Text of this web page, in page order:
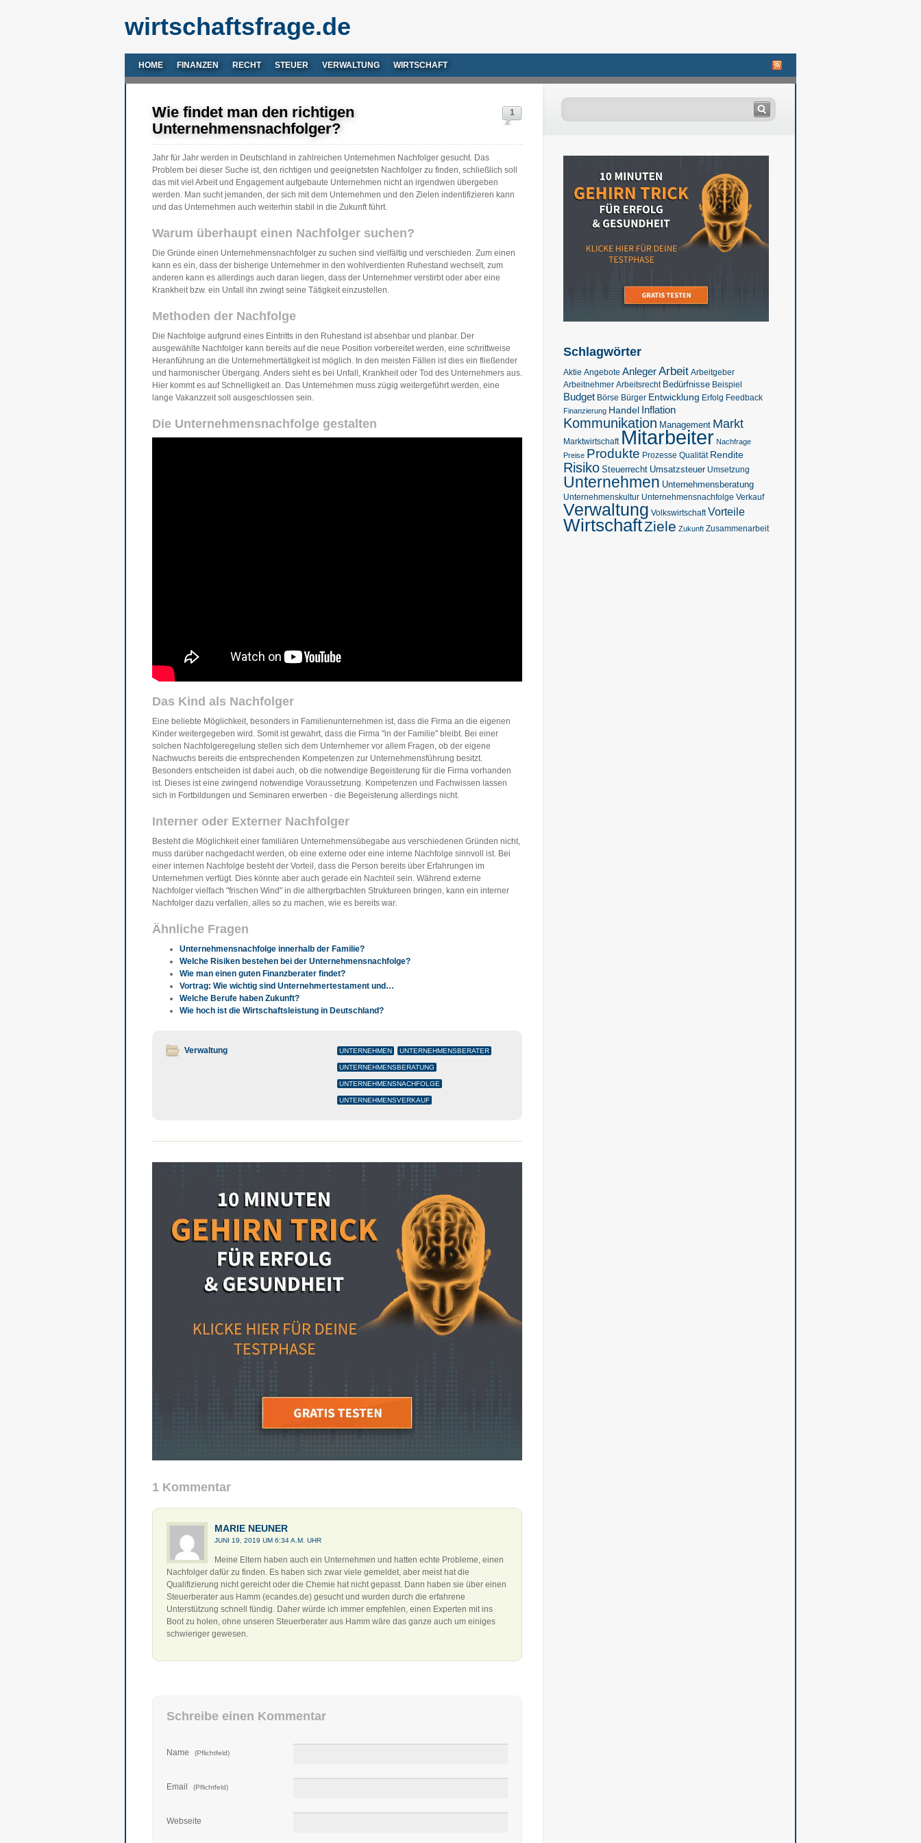
wirtschaftsfrage.de
HOME FINANZEN RECHT STEUER VERWALTUNG WIRTSCHAFT
1
Wie findet man den richtigen
Unternehmensnachfolger?
Jahr für Jahr werden in Deutschland in zahlreichen Unternehmen Nachfolger gesucht. Das
Problem bei dieser Suche ist, den richtigen und geeignetsten Nachfolger zu finden, schließlich soll
das mit viel Arbeit und Engagement aufgebaute Unternehmen nicht an irgendwen übergeben
werden. Man sucht jemanden, der sich mit dem Unternehmen und den Zielen indentifizieren kann
und das Unternehmen auch weiterhin stabil in die Zukunft führt.
Warum überhaupt einen Nachfolger suchen?
Die Gründe einen Unternehmensnachfolger zu suchen sind vielfältig und verschieden. Zum einen
kann es ein, dass der bisherige Unternehmer in den wohlverdienten Ruhestand wechselt, zum
anderen kann es allerdings auch daran liegen, dass der Unternehmer verstirbt oder aber eine
Krankheit bzw. ein Unfall ihn zwingt seine Tätigkeit einzustellen.
Methoden der Nachfolge
Die Nachfolge aufgrund eines Eintritts in den Ruhestand ist absehbar und planbar. Der
ausgewählte Nachfolger kann bereits auf die neue Position vorbereitet werden, eine schrittweise
Heranführung an die Unternehmertätigkeit ist möglich. In den meisten Fällen ist dies ein fließender
und harmonischer Übergang. Anders sieht es bei Unfall, Krankheit oder Tod des Unternehmers aus.
Hier kommt es auf Schnelligkeit an. Das Unternehmen muss zügig weitergeführt werden, eine
lange Vakanzzeit soll ausgeschlossen sein.
Die Unternehmensnachfolge gestalten
Das Kind als Nachfolger
Eine beliebte Möglichkeit, besonders in Familienunternehmen ist, dass die Firma an die eigenen
Kinder weitergegeben wird. Somit ist gewahrt, dass die Firma "in der Familie" bleibt. Bei einer
solchen Nachfolgeregelung stellen sich dem Unternhemer vor allem Fragen, ob der eigene
Nachwuchs bereits die entsprechenden Kompetenzen zur Unternehmensführung besitzt.
Besonders entscheiden ist dabei auch, ob die notwendige Begeisterung für die Firma vorhanden
ist. Dieses ist eine zwingend notwendige Voraussetzung. Kompetenzen und Fachwissen lassen
sich in Fortbildungen und Seminaren erwerben - die Begeisterung allerdings nicht.
Interner oder Externer Nachfolger
Besteht die Möglichkeit einer familiären Unternehmensübegabe aus verschiedenen Gründen nicht,
muss darüber nachgedacht werden, ob eine externe oder eine interne Nachfolge sinnvoll ist. Bei
einer internen Nachfolge besteht der Vorteil, dass die Person bereits über Erfahrungen im
Unternehmen verfügt. Dies könnte aber auch gerade ein Nachteil sein. Während externe
Nachfolger vielfach "frischen Wind" in die althergrbachten Struktureen bringen, kann ein interner
Nachfolger dazu verfallen, alles so zu machen, wie es bereits war.
Ähnliche Fragen
Unternehmensnachfolge innerhalb der Familie?
Welche Risiken bestehen bei der Unternehmensnachfolge?
Wie man einen guten Finanzberater findet?
Vortrag: Wie wichtig sind Unternehmertestament und…
Welche Berufe haben Zukunft?
Wie hoch ist die Wirtschaftsleistung in Deutschland?
Verwaltung UNTERNEHMEN UNTERNEHMENSBERATER
UNTERNEHMENSBERATUNG
UNTERNEHMENSNACHFOLGE
UNTERNEHMENSVERKAUF
1 Kommentar
MARIE NEUNER
JUNI 19, 2019 UM 6:34 A.M. UHR
Meine Eltern haben auch ein Unternehmen und hatten echte Probleme, einen
Nachfolger dafür zu finden. Es haben sich zwar viele gemeldet, aber meist hat die
Qualifizierung nicht gereicht oder die Chemie hat nicht gepasst. Dann haben sie über einen
Steuerberater aus Hamm (ecandes.de) gesucht und wurden durch die erfahrene
Unterstützung schnell fündig. Daher würde ich immer empfehlen, einen Experten mit ins
Boot zu holen, ohne unseren Steuerberater aus Hamm wäre das ganze auch um einiges
schwieriger gewesen.
Schreibe einen Kommentar
Name (Pflichtfeld)
Email (Pflichtfeld)
Webseite
Schlagwörter
Aktie Angebote AnlegerArbeit Arbeitgeber
Arbeitnehmer Arbeitsrecht Bedürfnisse Beispiel
Budget Börse Bürger Entwicklung Erfolg Feedback
Finanzierung Handel Inflation
Kommunikation Management Markt
Marktwirtschaft Mitarbeiter Nachfrage
Preise Produkte Prozesse Qualität Rendite
Risiko Steuerrecht Umsatzsteuer Umsetzung
Unternehmen Unternehmensberatung
Unternehmenskultur Unternehmensnachfolge Verkauf
Verwaltung Volkswirtschaft Vorteile
WirtschaftZiele Zukunft Zusammenarbeit